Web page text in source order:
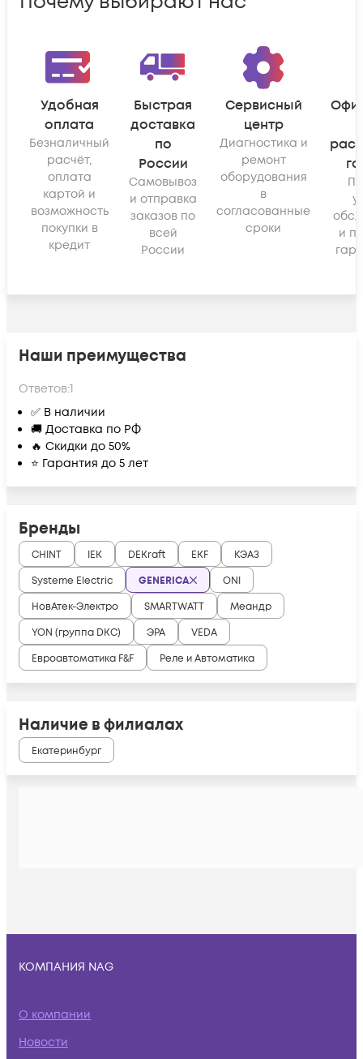
Удобная
оплата
Безналичный
расчёт,
оплата
картой и
возможность
покупки в
кредит
Быстрая
доставка
по
России
Самовывоз
и отправка
заказов по
всей
России
Сервисный
центр
Диагностика и
ремонт
оборудования
в
согласованные
сроки
и
Наши преимущества
Ответов:1
✅ В наличии
🚚 Доставка по РФ
🔥 Скидки до 50%
⭐ Гарантия до 5 лет
Бренды
CHINT IEK DEKraft EKF
КЭАЗ
Systeme Electric
GENERICA
ONI
НовАтек-Электро
SMARTWATT
Меандр
YON (группа DKC)
ЭРА
VEDA
Евроавтоматика F&F
Реле и Автоматика
Наличие в филиалах
Екатеринбург
КОМПАНИЯ NAG
О компании
Новости